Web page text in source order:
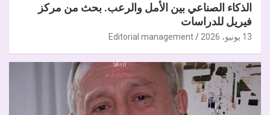
الذكاء الصناعي بين الأمل والرعب. بحث من مركز
فيريل للدراسات
13 يونيو، 2026 Editorial management